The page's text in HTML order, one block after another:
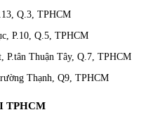
Q.3, TPHCM
P.10, Q.5, TPHCM
P.tân Thuận Tây, Q.7, TPHCM
Thạnh, Q9, TPHCM
TPHCM